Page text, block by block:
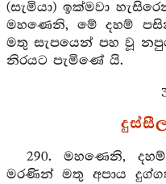
(සැමියා) ඉක්මවා
මහණෙනි, මේ දහම්
මතු සැපයෙන් පහ වූ
නිරයට පැමිණේ යි.
290. මහණෙනි,
මරණින් මතු අපාය